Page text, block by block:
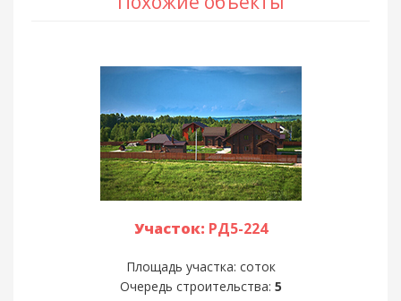
Участок: РД5-224
Площадь участка: соток
Очередь строительства: 5